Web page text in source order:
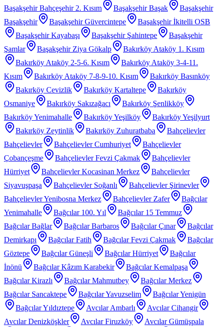
Başakşehir Bahçeşehir 2. Kısım
Başakşehir Başak
Başakşehir
Başakşehir
Başakşehir Güvercintepe
Başakşehir İkitelli OSB
Başakşehir Kayabaşı
Başakşehir Şahintepe
Başakşehir
Şamlar
Başakşehir Ziya Gökalp
Bakırköy Ataköy 1. Kısım
Bakırköy Ataköy 2-5-6. Kısım
Bakırköy Ataköy 3-4-11.
Kısım
Bakırköy Ataköy 7-8-9-10. Kısım
Bakırköy Basınköy
Bakırköy Cevizlik
Bakırköy Kartaltepe
Bakırköy
Osmaniye
Bakırköy Sakızağacı
Bakırköy Şenlikköy
Bakırköy Yenimahalle
Bakırköy Yeşilköy
Bakırköy Yeşilyurt
Bakırköy Zeytinlik
Bakırköy Zuhuratbaba
Bahçelievler
Bahçelievler
Bahçelievler Cumhuriyet
Bahçelievler
Çobançeşme
Bahçelievler Fevzi Çakmak
Bahçelievler
Hürriyet
Bahçelievler Kocasinan Merkez
Bahçelievler
Siyavuşpaşa
Bahçelievler Soğanlı
Bahçelievler Şirinevler
Bahçelievler Yenibosna Merkez
Bahçelievler Zafer
Bağcılar
Yenimahalle
Bağcılar 100. Yıl
Bağcılar 15 Temmuz
Bağcılar Bağlar
Bağcılar Barbaros Bağcılar Çınar
Bağcılar
Demirkapı
Bağcılar Fatih Bağcılar Fevzi Çakmak
Bağcılar
Göztepe
Bağcılar Güneşli Bağcılar Hürriyet
Bağcılar
İnönü
Bağcılar Kâzım Karabekir
Bağcılar Kemalpaşa
Bağcılar Kirazlı
Bağcılar Mahmutbey
Bağcılar Merkez
Bağcılar Sancaktepe
Bağcılar Yavuzselim
Bağcılar Yenigün
Bağcılar Yıldıztepe
Avcılar Ambarlı
Avcılar Cihangir
Avcılar Denizköşkler
Avcılar Firuzköy Avcılar Gümüşpala